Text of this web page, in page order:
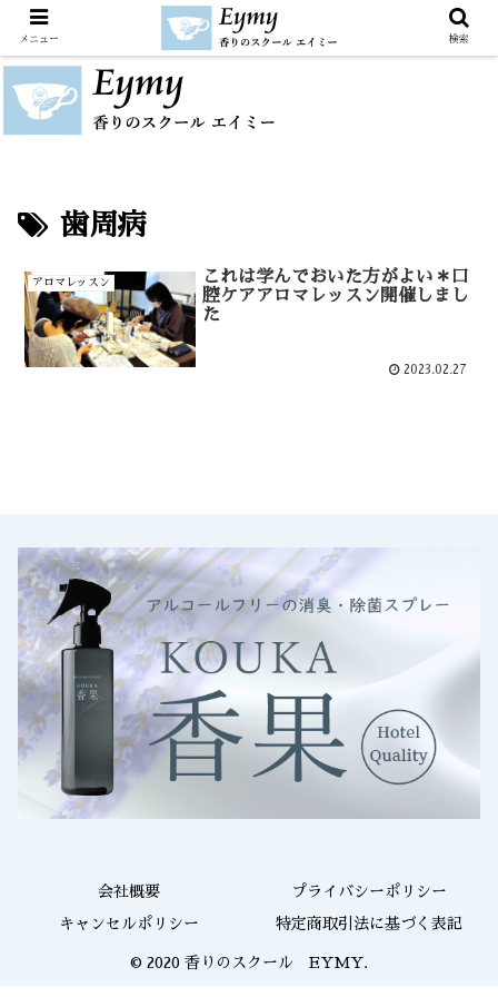
歯周病
アロマレッスン
これは学んでおいた方がよい＊口
腔ケアアロマレッスン開催しまし
た
2023.02.27
会社概要 プライバシーポリシー
キャンセルポリシー 特定商取引法に基づく表記
© 2020 香りのスクール EYMY.
メニュー 検索